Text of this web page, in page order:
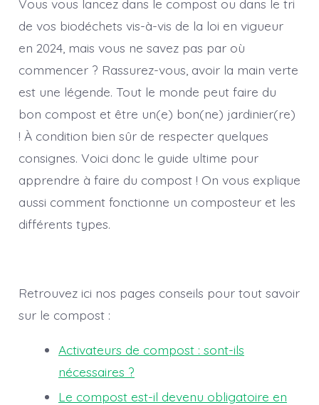
Vous vous lancez dans le compost ou dans le tri
de vos biodéchets vis-à-vis de la loi en vigueur
en 2024, mais vous ne savez pas par où
commencer ? Rassurez-vous, avoir la main verte
est une légende. Tout le monde peut faire du
bon compost et être un(e) bon(ne) jardinier(re)
! À condition bien sûr de respecter quelques
consignes. Voici donc le guide ultime pour
apprendre à faire du compost ! On vous explique
aussi comment fonctionne un composteur et les
différents types.
Retrouvez ici nos pages conseils pour tout savoir
sur le compost :
Activateurs de compost : sont-ils
nécessaires ?
Le compost est-il devenu obligatoire en